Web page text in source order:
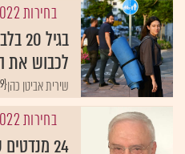
בחירות 2022
לכבוש את
{19}שירית אביטן כהן
בחירות 2022
24